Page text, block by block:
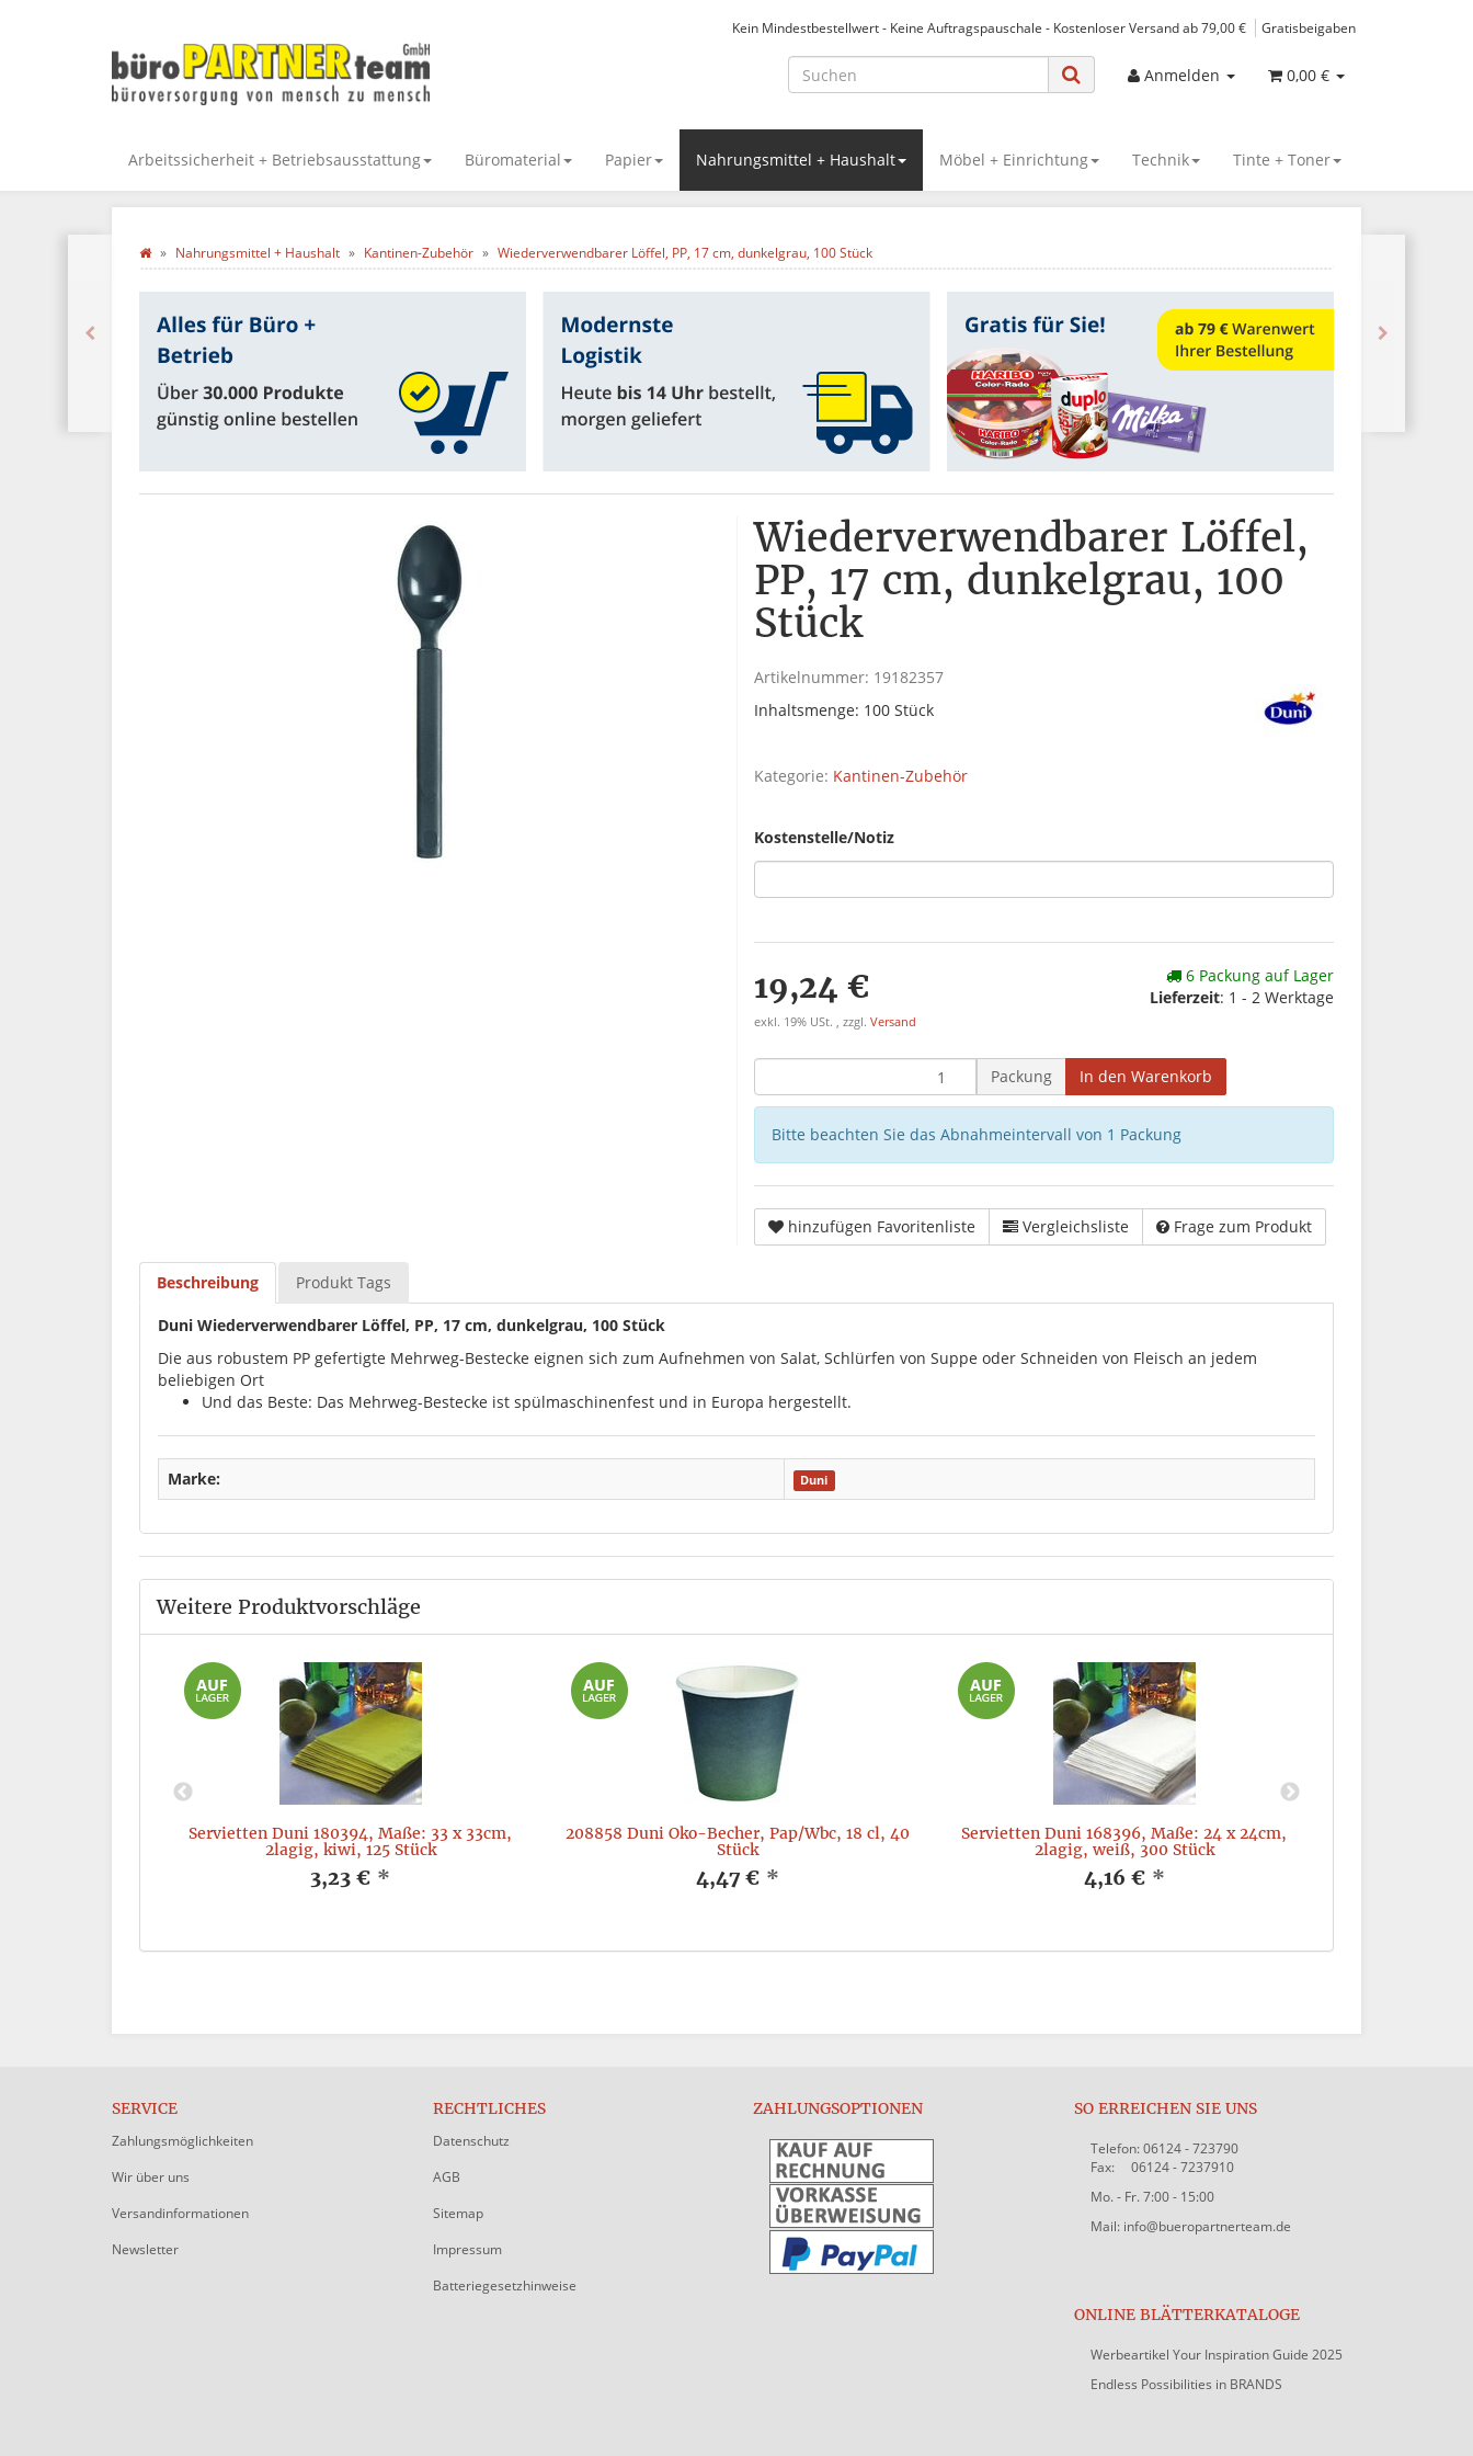
Kein Mindestbestellwert - Keine Auftragspauschale - Kostenloser Versand ab 79,00 € Gratisbeigaben
Anmelden 0,00 €
Arbeitssicherheit + Betriebsausstattung Büromaterial Papier Nahrungsmittel + Haushalt Möbel + Einrichtung Technik Tinte + Toner
Nahrungsmittel + Haushalt Kantinen-Zubehör Wiederverwendbarer Löffel, PP, 17 cm, dunkelgrau, 100 Stück
Wiederverwendbarer Löffel,
PP, 17 cm, dunkelgrau, 100
Stück
Artikelnummer: 19182357
Inhaltsmenge: 100 Stück
Kategorie: Kantinen-Zubehör
Kostenstelle/Notiz
19,24 €
exkl. 19% USt. , zzgl. Versand
6 Packung auf Lager
Lieferzeit: 1 - 2 Werktage
Packung In den Warenkorb
Bitte beachten Sie das Abnahmeintervall von 1 Packung
hinzufügen Favoritenliste Vergleichsliste Frage zum Produkt
Beschreibung Produkt Tags
Duni Wiederverwendbarer Löffel, PP, 17 cm, dunkelgrau, 100 Stück
Die aus robustem PP gefertigte Mehrweg-Bestecke eignen sich zum Aufnehmen von Salat, Schlürfen von Suppe oder Schneiden von Fleisch an jedem
beliebigen Ort
Und das Beste: Das Mehrweg-Bestecke ist spülmaschinenfest und in Europa hergestellt.
Marke: Duni
Weitere Produktvorschläge
Servietten Duni 180394, Maße: 33 x 33cm,
2lagig, kiwi, 125 Stück
3,23 € *
208858 Duni Öko-Becher, Pap/Wbc, 18 cl, 40
Stück
4,47 € *
Servietten Duni 168396, Maße: 24 x 24cm,
2lagig, weiß, 300 Stück
4,16 € *
SERVICE
Zahlungsmöglichkeiten
Wir über uns
Versandinformationen
Newsletter
RECHTLICHES
Datenschutz
AGB
Sitemap
Impressum
Batteriegesetzhinweise
ZAHLUNGSOPTIONEN SO ERREICHEN SIE UNS
Telefon: 06124 - 723790
Fax: 06124 - 7237910
Mo. - Fr. 7:00 - 15:00
Mail: info@bueropartnerteam.de
ONLINE BLÄTTERKATALOGE
Werbeartikel Your Inspiration Guide 2025
Endless Possibilities in BRANDS